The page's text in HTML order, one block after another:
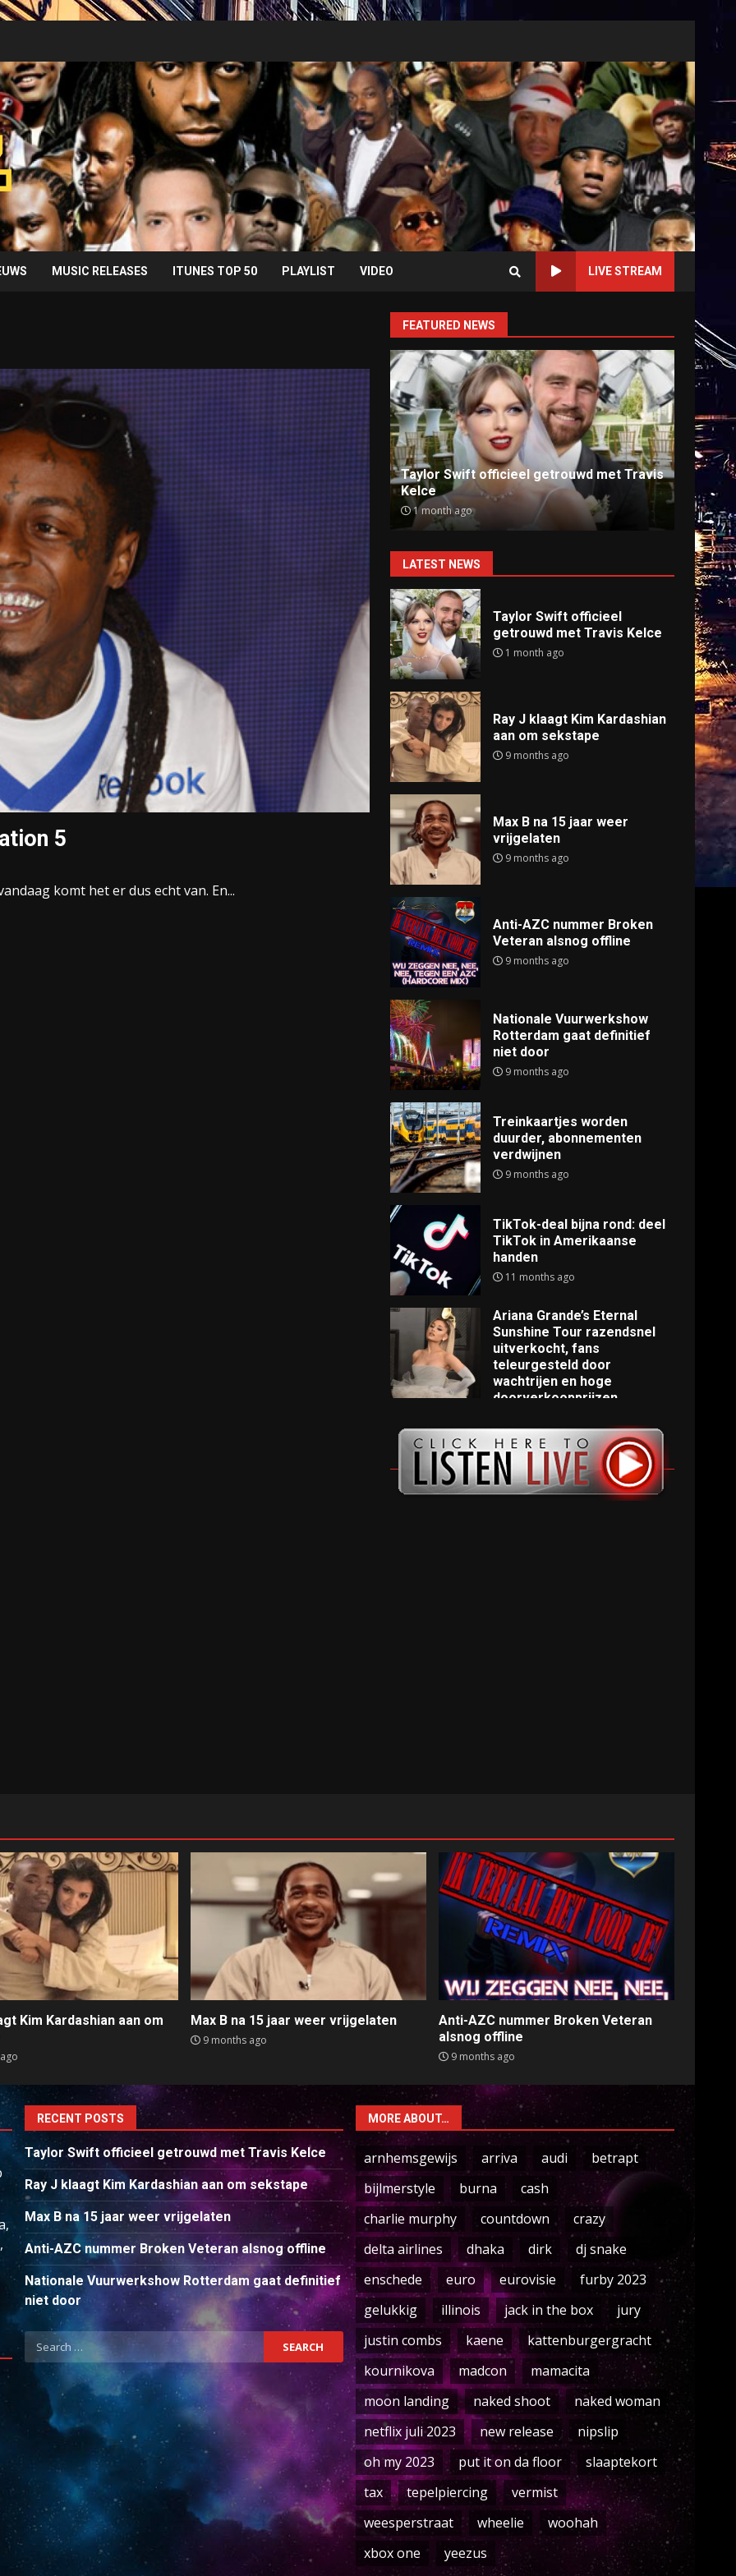
MUSIC RELEASES ITUNES TOP 50 PLAYLIST VIDEO LIVE STREAM
5
komt het er dus echt van. En...
FEATURED NEWS
Taylor Swift officieel getrouwd met Travis
Kelce
Ray J klaagt Kim Kardashian aan om
sekstape
9 months ago
Anti-
9
LATEST NEWS
Taylor Swift officieel
getrouwd met Travis Kelce
1 month ago
Ray J klaagt Kim Kardashian
aan om sekstape
9 months ago
Max B na 15 jaar weer
vrijgelaten
9 months ago
Anti-AZC nummer Broken
Veteran alsnog offline
9 months ago
Nationale Vuurwerkshow
Rotterdam gaat definitief
niet door
9 months ago
Treinkaartjes worden
duurder, abonnementen
verdwijnen
9 months ago
TikTok-deal bijna rond: deel
TikTok in Amerikaanse
handen
11 months ago
Ariana Grande’s Eternal
Sunshine Tour razendsnel
uitverkocht, fans
teleurgesteld door
wachtrijen en hoge
doorverkoopprijzen
Kim Kardashian aan om
Max B na 15 jaar weer vrijgelaten
9 months ago
Anti-AZC nummer Broken Veteran
alsnog offline
9 months ago
RECENT POSTS
Taylor Swift officieel getrouwd met Travis Kelce
Ray J klaagt Kim Kardashian aan om sekstape
Max B na 15 jaar weer vrijgelaten
Anti-AZC nummer Broken Veteran alsnog offline
Nationale Vuurwerkshow Rotterdam gaat definitief
niet door
Search
for:
MORE ABOUT…
arnhemsgewijs arriva audi
betrapt
bijlmerstyle
burna
cash
charlie murphy
countdown
crazy
delta airlines
dhaka dirk
dj snake
enschede
euro eurovisie
furby 2023
gelukkig
illinois jack in the box
jury
justin combs
kaene
kattenburgergracht
kournikova
madcon
mamacita
moon landing
naked shoot
naked woman
netflix juli 2023
new release
nipslip
oh my 2023
put it on da floor
slaaptekort
tax
tepelpiercing
vermist
weesperstraat
wheelie
woohah
xbox one
yeezus